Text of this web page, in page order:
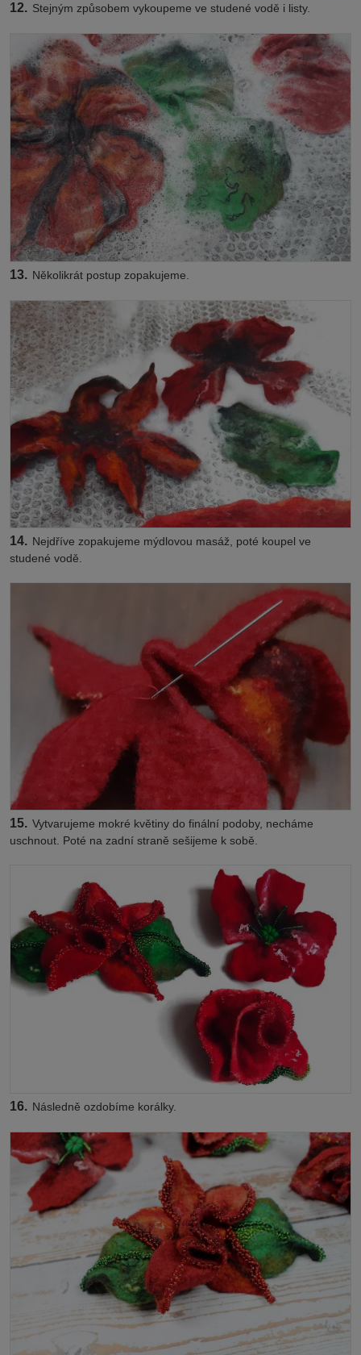
12. Stejným způsobem vykoupeme ve studené vodě i listy.
13. Několikrát postup zopakujeme.
14. Nejdříve zopakujeme mýdlovou masáž, poté koupel ve
studené vodě.
15. Vytvarujeme mokré květiny do finální podoby, necháme
uschnout. Poté na zadní straně sešijeme k sobě.
16. Následně ozdobíme korálky.